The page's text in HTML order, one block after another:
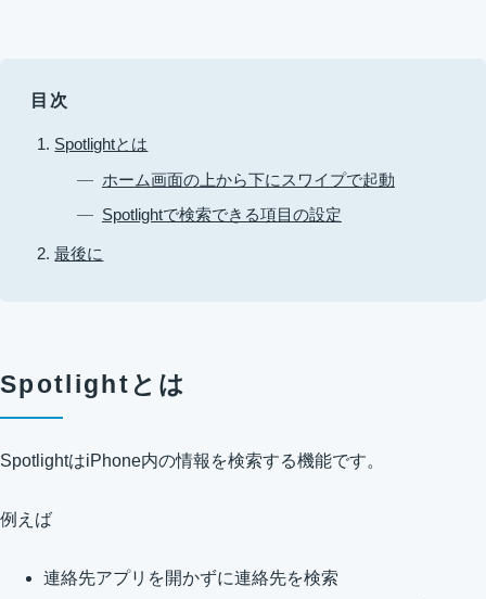
目次
Spotlightとは
ホーム画面の上から下にスワイプで起動
Spotlightで検索できる項目の設定
最後に
Spotlightとは
SpotlightはiPhone内の情報を検索する機能です。
例えば
連絡先アプリを開かずに連絡先を検索